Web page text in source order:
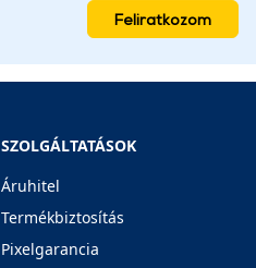
Feliratkozom
SZOLGÁLTATÁSOK
Áruhitel
Termékbiztosítás
Pixelgarancia